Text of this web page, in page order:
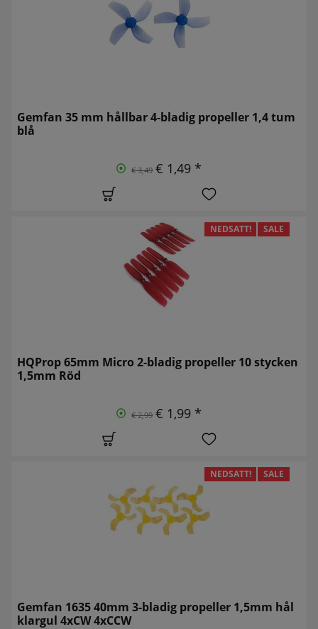
Gemfan 35 mm hållbar 4-bladig propeller 1,4 tum
blå
€ 3,49 € 1,49 *
NEDSATT! SALE
HQProp 65mm Micro 2-bladig propeller 10 stycken
1,5mm Röd
€ 2,99 € 1,99 *
NEDSATT! SALE
Gemfan 1635 40mm 3-bladig propeller 1,5mm hål
klargul 4xCW 4xCCW